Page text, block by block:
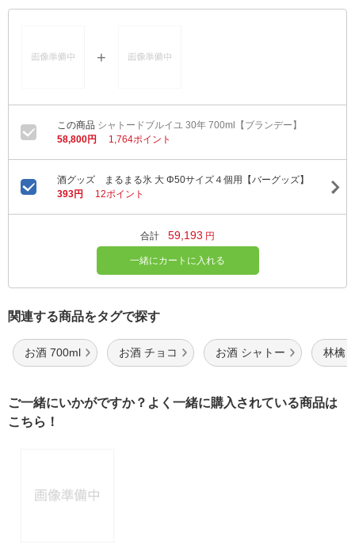
シャトードブルイユ 30年 700ml【ブランデー】
58,800円
1,764ポイント
酒グッズ まるまる氷 大 Φ50サイズ４個用【バーグッズ】
393円
12ポイント
合計 59,193 円
一緒にカートに入れる
関連する商品をタグで探す
お酒 700ml お酒 チョコ お酒 シャトー 林檎
ご一緒にいかがですか？よく一緒に購入されている商品は
こちら！